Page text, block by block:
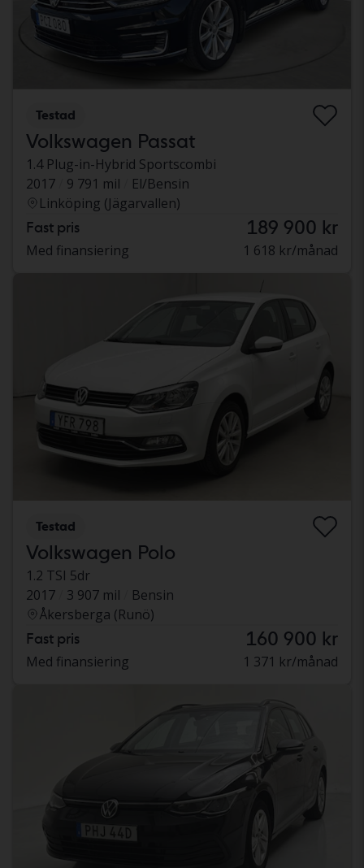
Testad
Volkswagen Passat
1.4 Plug-in-Hybrid Sportscombi
2017
9 791 mil
El/Bensin
Linköping (Jägarvallen)
Fast pris 189 900 kr
Med finansiering 1 618 kr/månad
Testad
Volkswagen Polo
1.2 TSI 5dr
2017
3 907 mil
Bensin
Åkersberga (Runö)
Fast pris 160 900 kr
Med finansiering 1 371 kr/månad